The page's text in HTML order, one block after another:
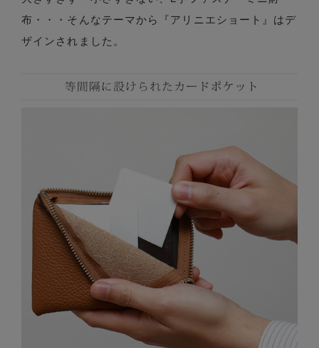
布・・・そんなテーマから『アリニエショート』はデ
ザインされました。